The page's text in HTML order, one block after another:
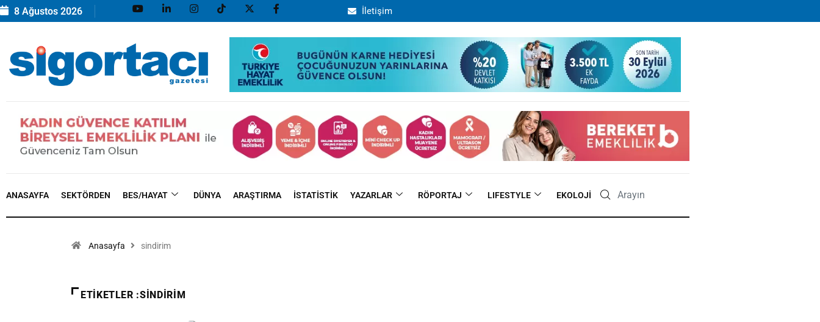
8 Ağustos 2026 İletişim
ANASAYFA SEKTÖRDEN BES/HAYAT DÜNYA ARAŞTIRMA İSTATISTIK YAZARLAR RÖPORTAJ LIFESTYLE EKOLOJI
Anasayfa sindirim
ETIKETLER :SINDIRIM